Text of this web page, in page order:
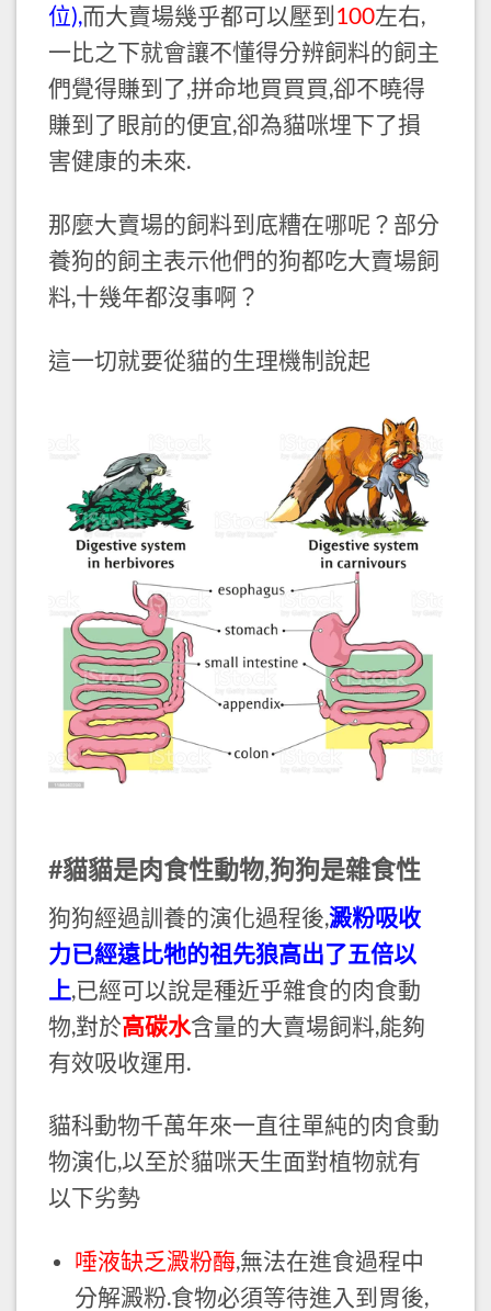
位),而大賣場幾乎都可以壓到 100左右,
一比之下就會讓不懂得分辨飼料的飼主
們覺得賺到了,拼命地買買買,卻不曉得
賺到了眼前的便宜,卻為貓咪埋下了損
害健康的未來.
那麼大賣場的飼料到底糟在哪呢？部分
養狗的飼主表示他們的狗都吃大賣場飼
料,十幾年都沒事啊？
這一切就要從貓的生理機制說起
#貓貓是肉食性動物,狗狗是雜食性
狗狗經過訓養的演化過程後,澱粉吸收
力已經遠比牠的祖先狼高出了五倍以
上,已經可以說是種近乎雜食的肉食動
物,對於高碳水含量的大賣場飼料,能夠
有效吸收運用.
貓科動物千萬年來一直往單純的肉食動
物演化,以至於貓咪天生面對植物就有
以下劣勢
唾液缺乏澱粉酶,無法在進食過程中
分解澱粉.食物必須等待進入到胃後,